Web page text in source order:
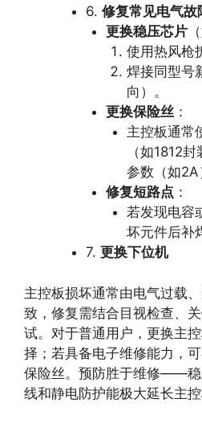
6. 修复常见电气故
更换稳压芯片
使用热风枪
焊接同型号
向）。
更换保险丝 ：
主控板通常
（如1812
参数（如2A
修复短路点 ：
若发现电容
坏元件后补
7. 更换下位机
主控板损坏通常由电气过载
致，修复需结合目视检查、
试。对于普通用户，更换主
择；若具备电子维修能力，
保险丝。预防胜于维修——稳
线和静电防护能极大延长主控